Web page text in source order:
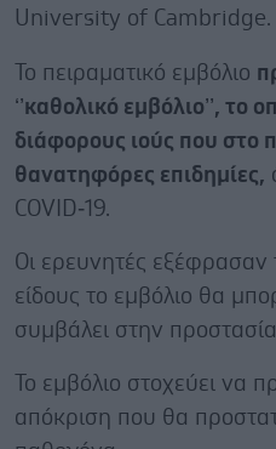
University of Cambridge.
Το πειραματικό εμβόλιο
‘’καθολικό εμβόλιο’’, το
διάφορους ιούς που στο
θανατηφόρες επιδημίες,
COVID‑19.
Οι ερευνητές εξέφρασαν
είδους το εμβόλιο θα
συμβάλει στην
Το εμβόλιο στοχεύει να
απόκριση που θα